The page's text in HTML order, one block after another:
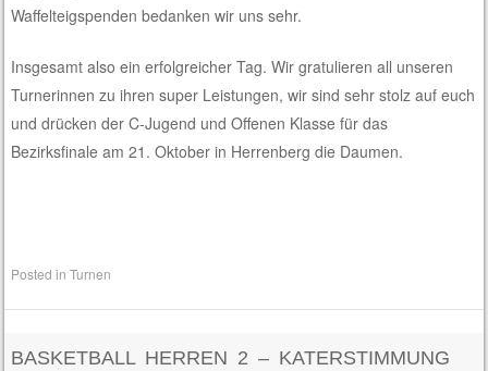
Waffelteigspenden bedanken wir uns sehr.
Insgesamt also ein erfolgreicher Tag. Wir gratulieren all unseren
Turnerinnen zu ihren super Leistungen, wir sind sehr stolz auf euch
und drücken der C-Jugend und Offenen Klasse für das
Bezirksfinale am 21. Oktober in Herrenberg die Daumen.
Posted inTurnen
BASKETBALL HERREN 2 – KATERSTIMMUNG